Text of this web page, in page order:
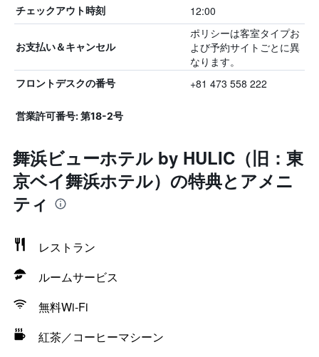
チェックアウト時刻 12:00
お支払い＆キャンセル
ポリシーは客室タイプお
よび予約サイトごとに異
なります。
フロントデスクの番号 +81 473 558 222
営業許可番号: 第18-2号
舞浜ビューホテル by HULIC（旧：東
京ベイ舞浜ホテル）の特典とアメニ
ティ
レストラン
ルームサービス
無料Wi-Fi
紅茶／コーヒーマシーン